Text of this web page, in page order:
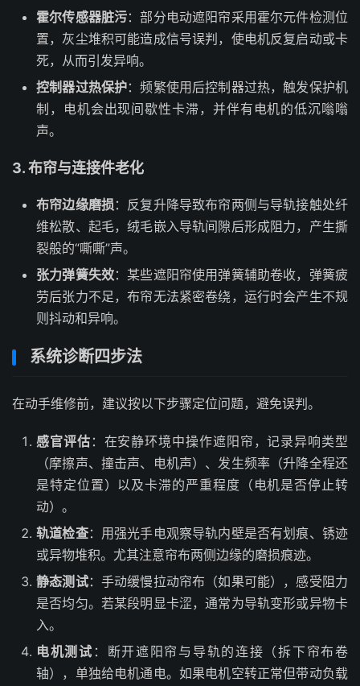
霍尔传感器脏污：部分电动遮阳帘采用霍尔元件检测位
置，灰尘堆积可能造成信号误判，使电机反复启动或卡
死，从而引发异响。
控制器过热保护：频繁使用后控制器过热，触发保护机
制，电机会出现间歇性卡滞，并伴有电机的低沉嗡嗡
声。
3. 布帘与连接件老化
布帘边缘磨损 ：反复升降导致布帘两侧与导轨接触处纤
维松散、起毛，绒毛嵌入导轨间隙后形成阻力，产生撕
裂般的“嘶嘶”声。
张力弹簧失效：某些遮阳帘使用弹簧辅助卷收，弹簧疲
劳后张力不足，布帘无法紧密卷绕，运行时会产生不规
则抖动和异响。
系统诊断四步法
在动手维修前，建议按以下步骤定位问题，避免误判。
感官评估 ：在安静环境中操作遮阳帘，记录异响类型
（摩擦声、撞击声、电机声）、发生频率（升降全程还
是特定位置）以及卡滞的严重程度（电机是否停止转
动）。
轨道检查：用强光手电观察导轨内壁是否有划痕、锈迹
或异物堆积。尤其注意帘布两侧边缘的磨损痕迹。
静态测试：手动缓慢拉动帘布（如果可能），感受阻力
是否均匀。若某段明显卡涩，通常为导轨变形或异物卡
入。
电机测试 ：断开遮阳帘与导轨的连接（拆下帘布卷
轴），单独给电机通电。如果电机空转正常但带动负载